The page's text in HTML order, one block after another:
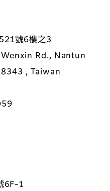
號6樓之3
Rd., Nantun
, Taiwan
6F-1